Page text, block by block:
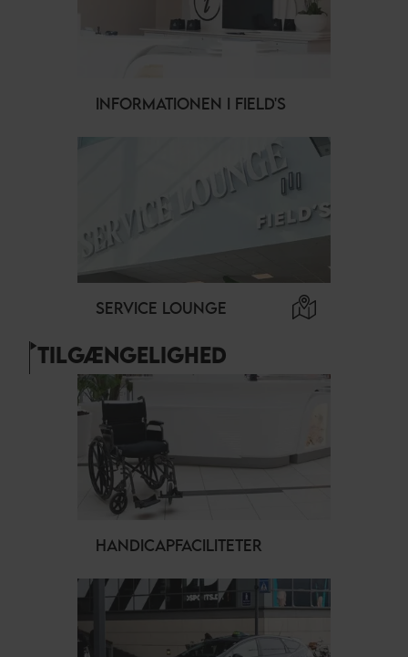
INFORMATIONEN I FIELD'S
SERVICE LOUNGE
TILGÆNGELIGHED
HANDICAPFACILITETER